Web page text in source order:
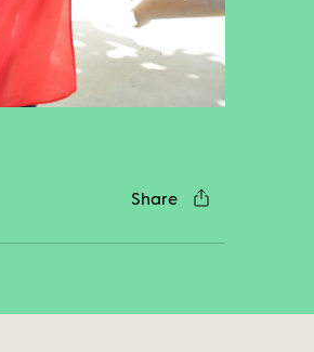
Share
GmailEmail